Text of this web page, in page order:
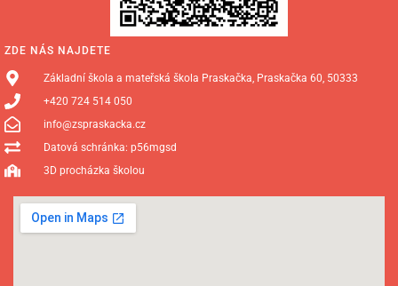
ZDE NÁS NAJDETE
Základní škola a mateřská škola Praskačka, Praskačka 60, 50333
+420 724 514 050
info@zspraskacka.cz
Datová schránka: p56mgsd
3D procházka školou